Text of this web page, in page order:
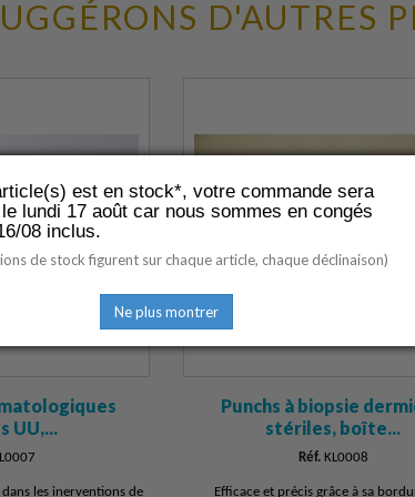
D'AUTRES
UU,...
les inerventions de
Punchs à biopsie
stériles, boîte...
Réf. KL0008
Efficace et précis grâce à sa
est en stock*, votre commande sera
lundi 17 août car nous sommes en congés
08 inclus.
de stock figurent sur chaque article, chaque déclinaison)
Ne plus montrer